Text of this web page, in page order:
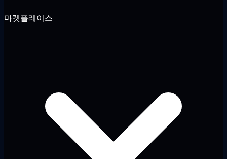
마켓플레이스